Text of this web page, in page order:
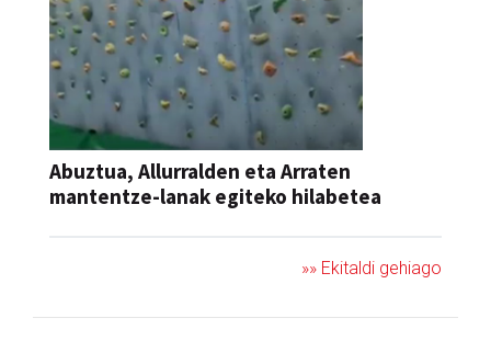
Abuztua, Allurralden eta Arraten
mantentze-lanak egiteko hilabetea
»» Ekitaldi gehiago